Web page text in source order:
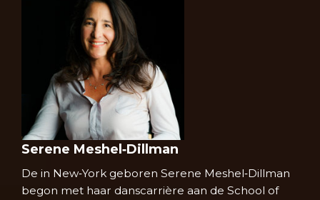
Serene Meshel‑Dillman
De in New‑York geboren Serene Meshel‑Dillman
begon met haar danscarrière aan de School of